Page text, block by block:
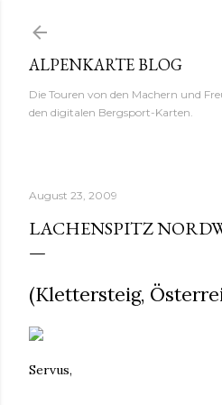
ALPENKARTE BLOG
Die Touren von den Machern und
den digitalen Bergsport-Karten.
August 23, 2009
LACHENSPITZ
(Klettersteig,
Servus,